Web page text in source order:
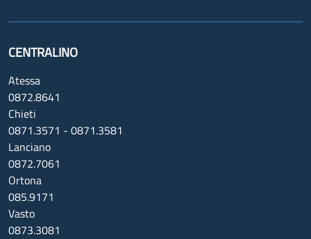
CENTRALINO
Atessa
0872.8641
Chieti
0871.3571 - 0871.3581
Lanciano
0872.7061
Ortona
085.9171
Vasto
0873.3081